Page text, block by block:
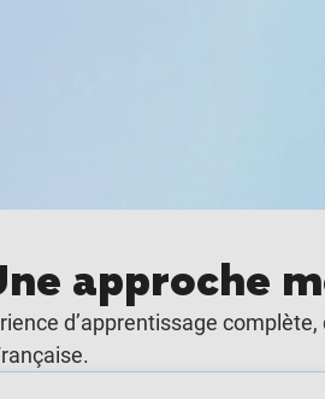
approche
d’apprentissage